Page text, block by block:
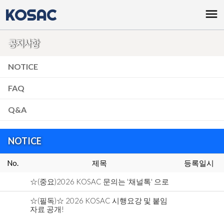
KOSAC menu
공지사항
NOTICE
FAQ
Q&A
NOTICE
No. 제목 등록일시
☆(중요)2026 KOSAC 문의는 '채널톡' 으로
☆(필독)☆ 2026 KOSAC 시행요강 및 붙임
자료 공개!